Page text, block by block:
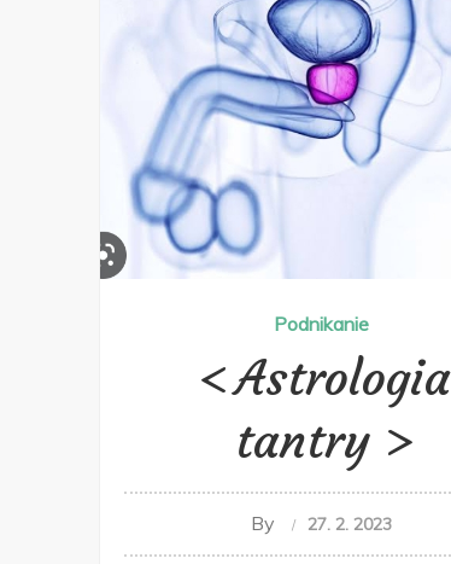
Podnikanie
Astrologia
tantry
By 27. 2. 2023